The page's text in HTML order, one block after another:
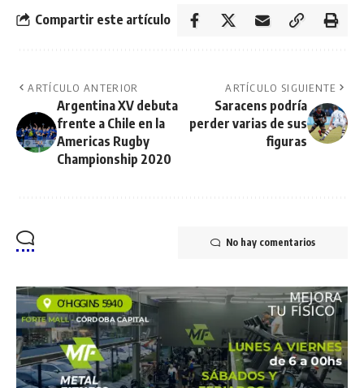
Compartir este artículo
ARTÍCULO ANTERIOR
Argentina XV debuta
frente a Chile en la
Americas Rugby
Championship 2020
ARTÍCULO SIGUIENTE
Saracens podría
perder varias de sus
figuras
No hay comentarios